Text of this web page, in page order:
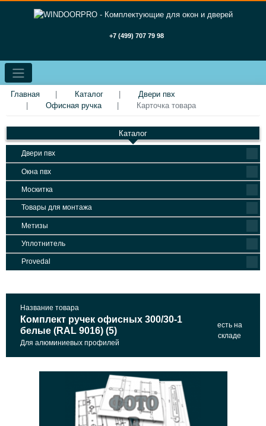
+7 (499) 707 79 98
Главная Каталог
Двери пвх
Офисная ручка
Карточка товара
Каталог
Двери пвх
Окна пвх
Москитка
Товары для монтажа
Метизы
Уплотнитель
Provedal
Название товара
Комплект ручек офисных 300/30-1
белые (RAL 9016) (5)
Для алюминиевых профилей
есть на
складе